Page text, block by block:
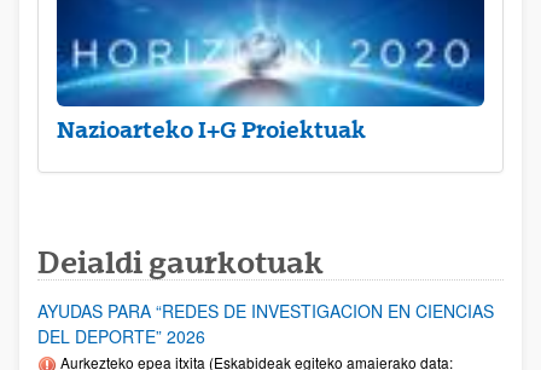
Nazioarteko I+G Proiektuak
Deialdi gaurkotuak
AYUDAS PARA “REDES DE INVESTIGACION EN CIENCIAS
DEL DEPORTE” 2026
Aurkezteko epea itxita (Eskabideak egiteko amaierako data: